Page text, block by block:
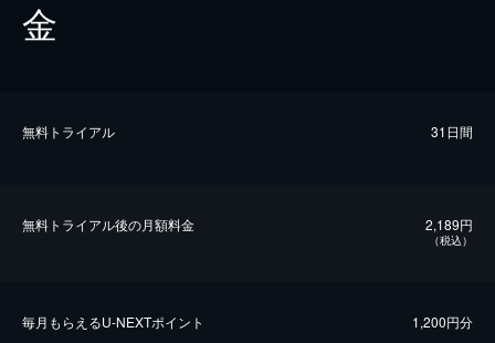
金
無料トライアル 31日間
無料トライアル後の⽉額料金 2,189円
（税込）
毎⽉もらえるU-NEXTポイント 1,200円分